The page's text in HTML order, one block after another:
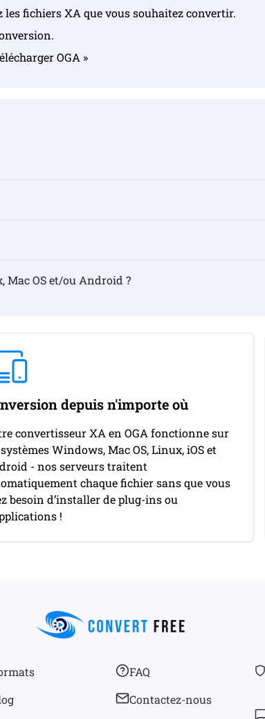
les fichiers XA que vous souhaitez convertir.
OGA »
Mac OS et/ou Android ?
depuis n'importe où
convertisseur XA en OGA fonctionne sur
Windows, Mac OS, Linux, iOS et
- nos serveurs traitent
chaque fichier sans que vous
besoin d’installer de plug-ins ou
!
FAQ
Contactez-nous